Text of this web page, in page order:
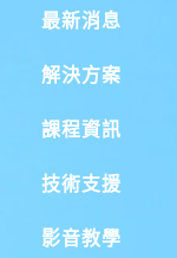
最新消息
解決方案
課程資訊
技術支援
影音教學